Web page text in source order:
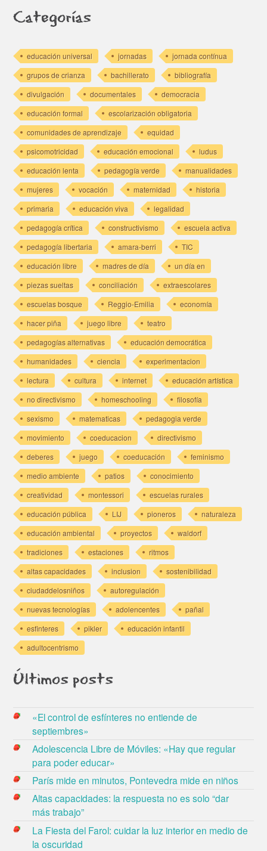
Categorías
educación universal jornadas
jornada contínua
grupos de crianza
bachillerato
bibliografía
divulgación
documentales
democracia
educación formal
escolarización obligatoria
comunidades de aprendizaje
equidad
psicomotricidad
educación emocional
ludus
educación lenta
pedagogía verde
manualidades
mujeres
vocación maternidad
historia
primaria
educación viva
legalidad
pedagogía crítica
constructivismo
escuela activa
pedagogía libertaria
amara-berri
TIC
educación libre
madres de día
un día en
piezas sueltas
conciliación
extraescolares
escuelas bosque
Reggio-Emilia
economía
hacer piña
juego libre
teatro
pedagogías alternativas
educación democrática
humanidades
ciencia
experimentacion
lectura
cultura internet
educación artística
no directivismo
homeschooling
filosofía
sexismo
matematicas
pedagogia verde
movimiento
coeducacion
directivismo
deberes
juego coeducación
feminismo
medio ambiente
patios
conocimiento
creatividad
montessori
escuelas rurales
educación pública
LIJ pioneros
naturaleza
educación ambiental
proyectos
waldorf
tradiciones
estaciones
ritmos
altas capacidades
inclusion
sostenibilidad
ciudaddelosniños
autoregulación
nuevas tecnologías
adolencentes
pañal
esfinteres
pikler
educación infantil
adultocentrismo
Últimos posts
«El control de esfínteres no entiende de
septiembres»
Adolescencia Libre de Móviles: «Hay que regular
para poder educar»
París mide en minutos, Pontevedra mide en niños
Altas capacidades: la respuesta no es solo “dar
más trabajo”
La Fiesta del Farol: cuidar la luz interior en medio de
la oscuridad